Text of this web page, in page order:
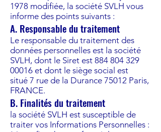
1978 modifiée, la société SVLH vous
informe des points suivants :
A. Responsable du traitement
Le responsable du traitement des
données personnelles est la société
SVLH, dont le Siret est 884 804 329
00016 et dont le siège social est
situé 7 rue de la Durance 75012 Paris,
FRANCE.
B. Finalités du traitement
la société SVLH est susceptible de
traiter vos Informations Personnelles :